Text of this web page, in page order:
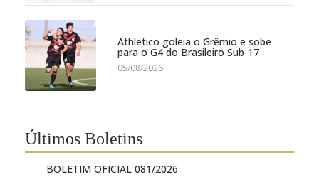
Athletico goleia o Grêmio e sobe
para o G4 do Brasileiro Sub-17
05/08/2026
Últimos Boletins
BOLETIM OFICIAL 081/2026